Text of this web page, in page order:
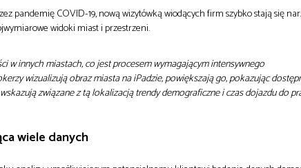
pandemię COVID-19, nową wizytówką wiodących firm szybko stają się
widoki miast i przestrzeni.
w innych miastach, co jest procesem wymagającym intensywnego
wizualizują obraz miasta na iPadzie, powiększają go, pokazując
związane z tą lokalizacją trendy demograficzne i czas dojazdu do
wiele danych